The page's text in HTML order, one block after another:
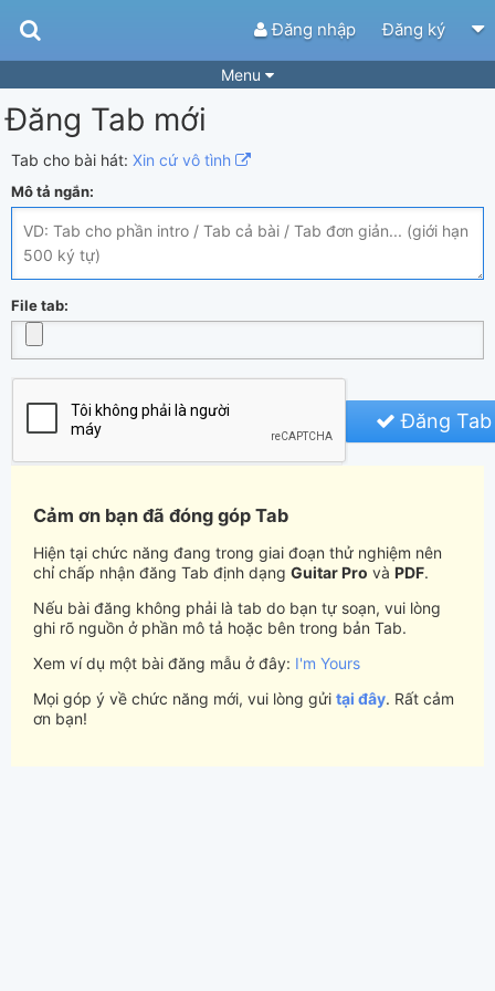
Đăng nhập Đăng ký
Menu
Bài hát
Playlist
Điệu bài hát
Tìm theo hợp âm Tải ứng dụng
Tắt quảng cáo
Đăng Tab mới
Tab cho bài hát: Xin cứ vô tình
Mô tả ngắn:
File tab:
Đăng
Cảm ơn bạn đã đóng góp Tab
Hiện tại chức năng đang trong giai đoạn thử nghiệm nên
chỉ chấp nhận đăng Tab định dạng Guitar Pro và PDF.
Nếu bài đăng không phải là tab do bạn tự soạn, vui lòng
ghi rõ nguồn ở phần mô tả hoặc bên trong bản Tab.
Xem ví dụ một bài đăng mẫu ở đây: I'm Yours
Mọi góp ý về chức năng mới, vui lòng gửi tại đây. Rất cảm
ơn bạn!